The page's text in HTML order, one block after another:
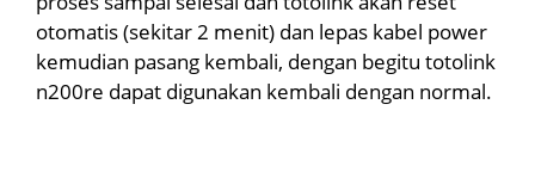
otomatis (sekitar 2 menit) dan lepas kabel power
kemudian pasang kembali, dengan begitu totolink
n200re dapat digunakan kembali dengan normal.